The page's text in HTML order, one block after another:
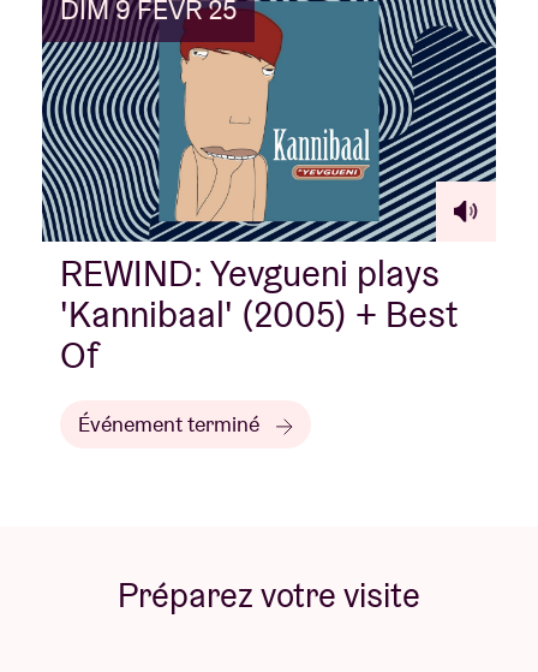
DIM 9 FÉVR 25
REWIND: Yevgueni plays
'Kannibaal' (2005) + Best
Of
Événement terminé
Préparez votre visite